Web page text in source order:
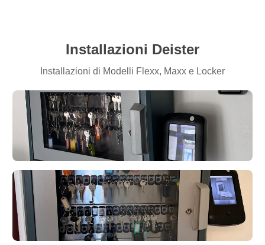
Installazioni Deister
Installazioni di Modelli Flexx, Maxx e Locker
Flexx 6U con 48 posti chiave
Installato nel 2024